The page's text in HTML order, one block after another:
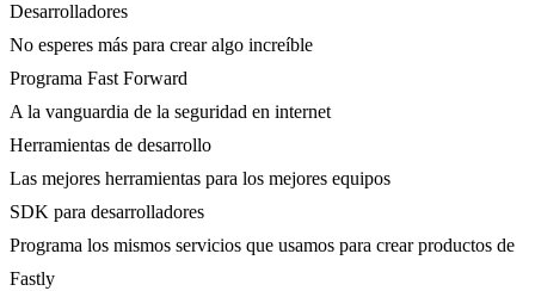
Desarrolladores
No esperes más para crear algo increíble
Programa Fast Forward
A la vanguardia de la seguridad en internet
Herramientas de desarrollo
Las mejores herramientas para los mejores equipos
SDK para desarrolladores
Programa los mismos servicios que usamos para crear productos de
Fastly